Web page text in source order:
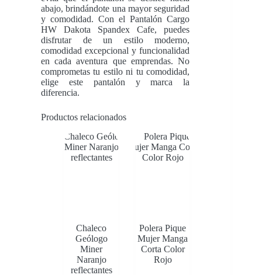
abajo, brindándote una mayor seguridad
y comodidad. Con el Pantalón Cargo
HW Dakota Spandex Cafe, puedes
disfrutar de un estilo moderno,
comodidad excepcional y funcionalidad
en cada aventura que emprendas. No
comprometas tu estilo ni tu comodidad,
elige este pantalón y marca la
diferencia.
Productos relacionados
Chaleco
Geólogo
Miner
Naranjo
reflectantes
Polera Pique
Mujer Manga
Corta Color
Rojo